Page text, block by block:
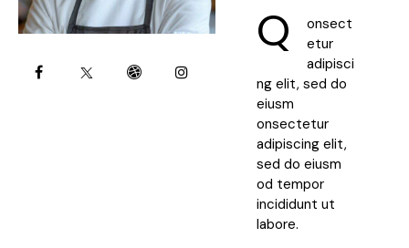
Q
onsect
etur
adipisci
ng elit, sed do
eiusm
onsectetur
adipiscing elit,
sed do eiusm
od tempor
incididunt ut
labore.